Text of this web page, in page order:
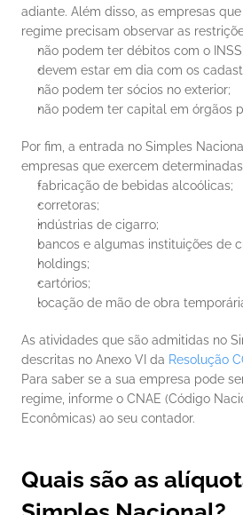
adiante. Além disso, as empresas
regime precisam observar as
não podem ter débitos com o INSS;
devem estar em dia com os
não podem ter sócios no exterior;
não podem ter capital em órgãos
Por fim, a entrada no Simples
empresas que exercem
fabricação de bebidas alcoólicas;
corretoras;
indústrias de cigarro;
bancos e algumas instituições de
holdings;
cartórios;
locação de mão de obra
As atividades que são admitidas no
descritas no Anexo VI da Resolução
Para saber se a sua empresa pode
regime, informe o CNAE (Código
Econômicas) ao seu contador.
Quais são as